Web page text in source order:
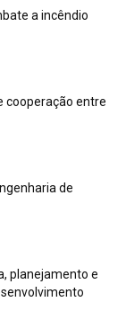
a incêndio
cooperação entre
de
planejamento e